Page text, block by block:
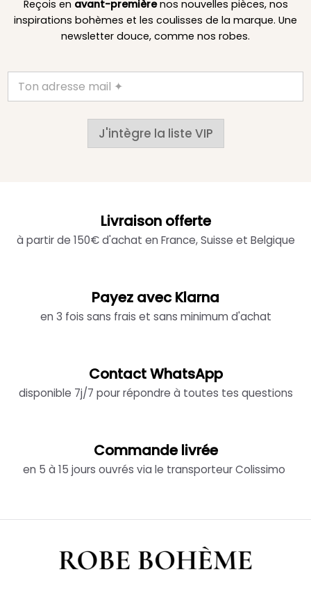
Reçois en avant-premièrenos nouvelles pièces, nos
inspirations bohèmes et les coulisses de la marque. Une
newsletter douce, comme nos robes.
J'intègre la liste VIP
Livraison offerte
à partir de 150€ d'achat en France, Suisse et Belgique
Payez avec Klarna
en 3 fois sans frais et sans minimum d'achat
Contact WhatsApp
disponible 7j/7 pour répondre à toutes tes questions
Commande livrée
en 5 à 15 jours ouvrés via le transporteur Colissimo